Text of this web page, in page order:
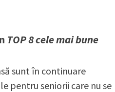
TOP 8 cele mai bune
sunt în continuare
pentru seniorii care nu se